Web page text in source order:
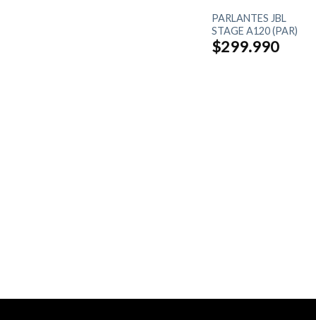
PARLANTES JBL
STAGE A120 (PAR)
$299.990